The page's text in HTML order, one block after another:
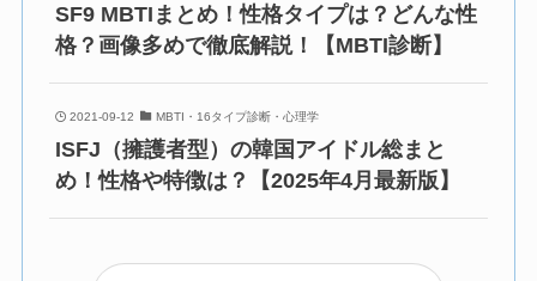
SF9 MBTIまとめ！性格タイプは？どんな性
格？画像多めで徹底解説！【MBTI診断】
2021-09-12 MBTI・16タイプ診断・心理学
ISFJ（擁護者型）の韓国アイドル総まと
め！性格や特徴は？【2025年4月最新版】